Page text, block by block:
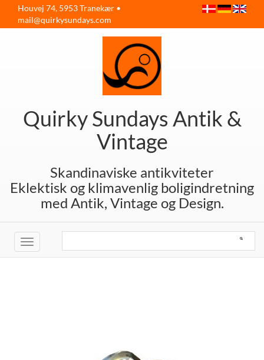
Houvej 74, 5953 Tranekær •
mail@quirkysundays.com
Quirky Sundays Antik &
Vintage
Skandinaviske antikviteter
Eklektisk og klimavenlig boligindretning
med Antik, Vintage og Design.
Toggle
navigation